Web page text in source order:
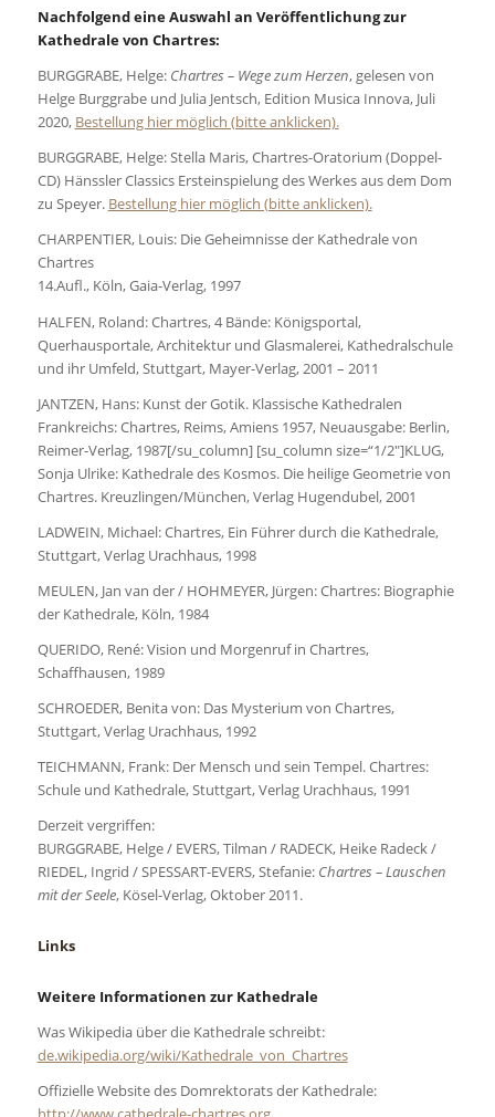
Nachfolgend eine Auswahl an Veröffentlichung zur
Kathedrale von Chartres:
BURGGRABE, Helge: Chartres – Wege zum Herzen, gelesen von
Helge Burggrabe und Julia Jentsch, Edition Musica Innova, Juli
2020, Bestellung hier möglich (bitte anklicken).
BURGGRABE, Helge:Stella Maris,Chartres-Oratorium (Doppel-
CD) Hänssler Classics Ersteinspielung des Werkes aus dem Dom
zu Speyer. Bestellung hier möglich (bitte anklicken).
CHARPENTIER, Louis: Die Geheimnisse der Kathedrale von
Chartres
14.Aufl., Köln, Gaia-Verlag, 1997
HALFEN, Roland:Chartres, 4 Bände: Königsportal,
Querhausportale, Architektur und Glasmalerei, Kathedralschule
und ihr Umfeld, Stuttgart, Mayer-Verlag, 2001 – 2011
JANTZEN, Hans: Kunst der Gotik. Klassische Kathedralen
Frankreichs: Chartres, Reims, Amiens 1957, Neuausgabe: Berlin,
Reimer-Verlag, 1987[/su_column] [su_column size=“1/2″]KLUG,
Sonja Ulrike: Kathedrale des Kosmos. Die heilige Geometrie von
Chartres. Kreuzlingen/München, Verlag Hugendubel, 2001
LADWEIN, Michael:Chartres, Ein Führer durch die Kathedrale,
Stuttgart, Verlag Urachhaus, 1998
MEULEN, Jan van der / HOHMEYER, Jürgen:Chartres: Biographie
der Kathedrale, Köln, 1984
QUERIDO, René:Vision und Morgenruf in Chartres,
Schaffhausen, 1989
SCHROEDER, Benita von: Das Mysterium von Chartres,
Stuttgart, Verlag Urachhaus, 1992
TEICHMANN, Frank: Der Mensch und sein Tempel. Chartres:
Schule und Kathedrale,Stuttgart, Verlag Urachhaus, 1991
Derzeit vergriffen:
BURGGRABE, Helge / EVERS, Tilman / RADECK, Heike Radeck /
RIEDEL, Ingrid / SPESSART-EVERS, Stefanie: Chartres – Lauschen
mit der Seele, Kösel-Verlag, Oktober 2011.
Links
Weitere Informationen zur Kathedrale
Was Wikipedia über die Kathedrale schreibt:
de.wikipedia.org/wiki/Kathedrale_von_Chartres
Offizielle Website des Domrektorats der Kathedrale: